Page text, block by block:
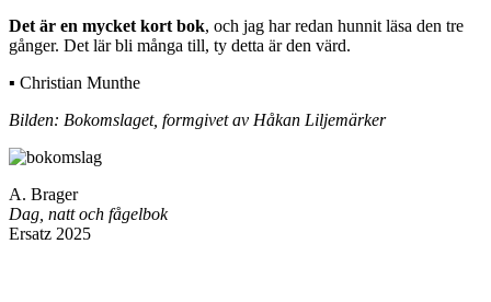
Det är en mycket kort bok, och jag har redan hunnit läsa den tre
gånger. Det lär bli många till, ty detta är den värd.
▪ Christian Munthe
Bilden: Bokomslaget, formgivet av Håkan Liljemärker
A. Brager
Dag, natt och fågelbok
Ersatz 2025